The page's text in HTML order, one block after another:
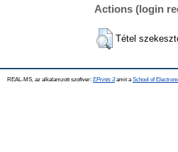
Actions (login
Tétel
REAL-MS, az alkalamzott szoftver: EPrints 3amit a School of